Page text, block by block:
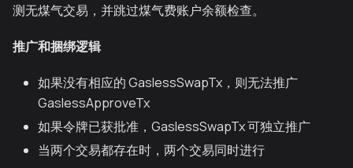
测无煤气交易，并跳过煤气费账户余额检查。
推广和捆绑逻辑
如果没有相应的 GaslessSwapTx，则无法推广
GaslessApproveTx
如果令牌已获批准，GaslessSwapTx 可独立推广
当两个交易都存在时，两个交易同时进行